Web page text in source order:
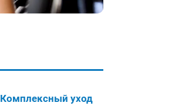
Комплексный уход